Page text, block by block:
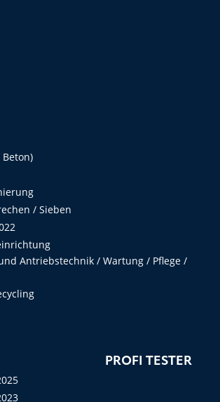
/ Sieben
Antriebstechnik / Wartung / Pflege /
PROFI TESTER